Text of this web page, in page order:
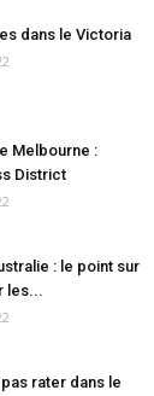
dans le Victoria
Melbourne :
District
: le point sur
les...
rater dans le